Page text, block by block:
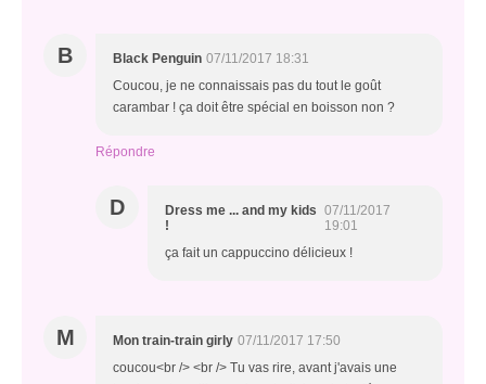
B Black Penguin 07/11/2017 18:31
Coucou, je ne connaissais pas du tout le goût
carambar ! ça doit être spécial en boisson non ?
Répondre
D
Dress me ... and my kids
!
07/11/2017
19:01
ça fait un cappuccino délicieux !
M Mon train-train girly 07/11/2017 17:50
coucou<br /> <br /> Tu vas rire, avant j'avais une